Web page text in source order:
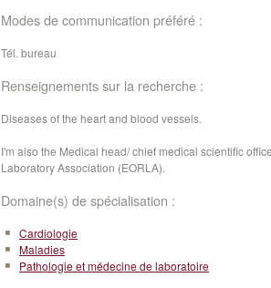
Modes de communication préféré :
Tél. bureau
Renseignements sur la recherche :
Diseases of the heart and blood vessels.
I'm also the Medical head/ chief medical scientific
Laboratory Association (EORLA).
Domaine(s) de spécialisation :
Cardiologie
Maladies
Pathologie et médecine de laboratoire